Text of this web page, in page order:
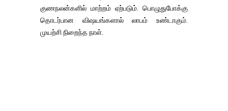
குணநலன்களில் மாற்றம் ஏற்படும். பொழுதுபோக்கு
தொடர்பான விஷயங்களால் லாபம் உண்டாகும்.
முயற்சி நிறைந்த நாள்.